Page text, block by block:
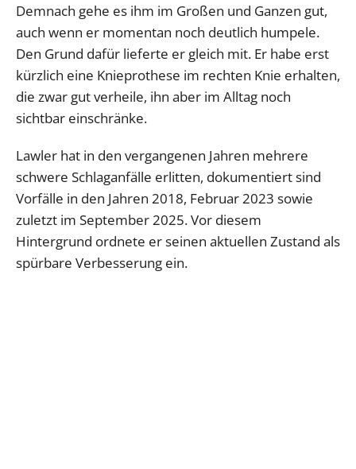
Demnach gehe es ihm im Großen und Ganzen gut,
auch wenn er momentan noch deutlich humpele.
Den Grund dafür lieferte er gleich mit. Er habe erst
kürzlich eine Knieprothese im rechten Knie erhalten,
die zwar gut verheile, ihn aber im Alltag noch
sichtbar einschränke.
Lawler hat in den vergangenen Jahren mehrere
schwere Schlaganfälle erlitten, dokumentiert sind
Vorfälle in den Jahren 2018, Februar 2023 sowie
zuletzt im September 2025. Vor diesem
Hintergrund ordnete er seinen aktuellen Zustand als
spürbare Verbesserung ein.